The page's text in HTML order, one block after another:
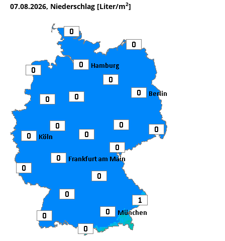
07.08.2026, Niederschlag [Liter/m2]